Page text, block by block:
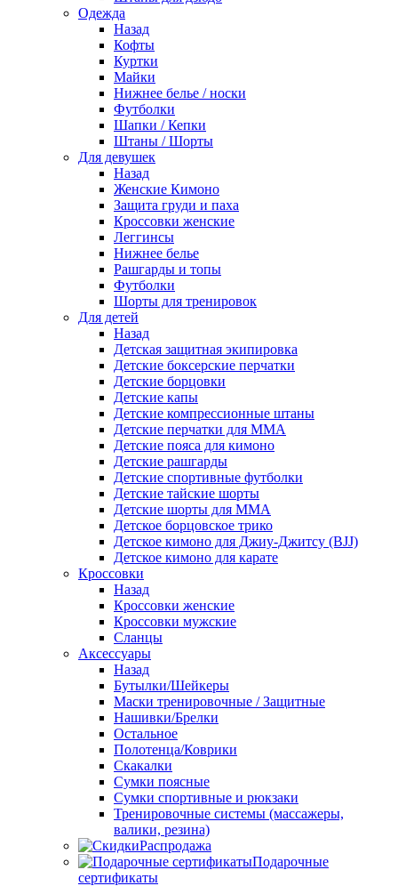
Одежда
Назад
Кофты
Куртки
Майки
Нижнее белье / носки
Футболки
Шапки / Кепки
Штаны / Шорты
Для девушек
Назад
Женские Кимоно
Защита груди и паха
Кроссовки женские
Леггинсы
Нижнее белье
Рашгарды и топы
Футболки
Шорты для тренировок
Для детей
Назад
Детская защитная экипировка
Детские боксерские перчатки
Детские борцовки
Детские капы
Детские компрессионные штаны
Детские перчатки для ММА
Детские пояса для кимоно
Детские рашгарды
Детские спортивные футболки
Детские тайские шорты
Детские шорты для ММА
Детское борцовское трико
Детское кимоно для Джиу-Джитсу (BJJ)
Детское кимоно для карате
Кроссовки
Назад
Кроссовки женские
Кроссовки мужские
Сланцы
Аксессуары
Назад
Бутылки/Шейкеры
Маски тренировочные / Защитные
Нашивки/Брелки
Остальное
Полотенца/Коврики
Скакалки
Сумки поясные
Сумки спортивные и рюкзаки
Тренировочные системы (массажеры,
валики, резина)
Распродажа
Подарочные
сертификаты